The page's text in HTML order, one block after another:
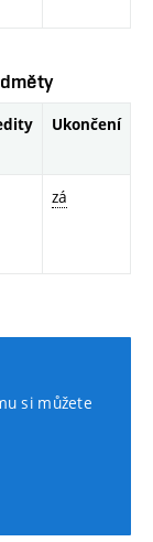
Ukončení
zá
si můžete